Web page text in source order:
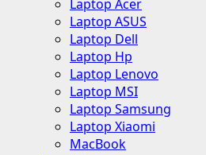
Laptop Acer
Laptop ASUS
Laptop Dell
Laptop Hp
Laptop Lenovo
Laptop MSI
Laptop Samsung
Laptop Xiaomi
MacBook